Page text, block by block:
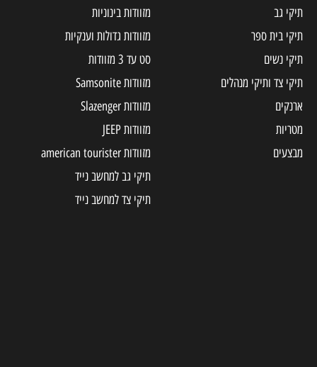
תיקי גב
תיקי בית ספר
תיקי נשים
תיקי צד ותיקי מנהלים
ארנקים
מטריות
מבצעים
מזוודות בינוניות
מזוודות גדולות וענקיות
סט עד 3 מזוודות
מזוודות Samsonite
מזוודות Slazenger
מזוודות JEEP
מזוודות american tourister
תיקי גב למחשב נייד
תיקי צד למחשב נייד